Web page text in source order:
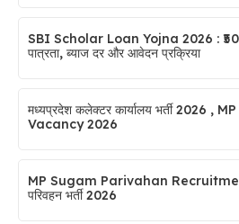
SBI Scholar Loan Yojna 2026 :
पात्रता, ब्याज दर और आवेदन प्रक्रिया
मध्यप्रदेश कलेक्टर कार्यालय भर्ती 2026 ,
Vacancy 2026
MP Sugam Parivahan
परिवहन भर्ती 2026